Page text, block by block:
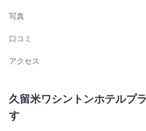
写真
口コミ
アクセス
久留米ワシントンホテルプ
す